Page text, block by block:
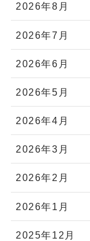
2026年8月
2026年7月
2026年6月
2026年5月
2026年4月
2026年3月
2026年2月
2026年1月
2025年12月